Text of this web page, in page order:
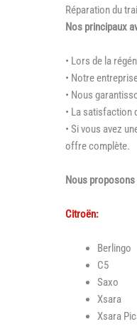
Réparation du
Nos principaux
• Lors de la
• Notre
• Nous
• La satisfaction
• Si vous avez
offre complète.
Nous
Citroën:
Berlingo
C5
Saxo
Xsara
Xsara